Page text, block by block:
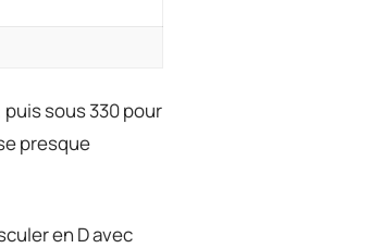
sous 330 pour
presque
en D avec